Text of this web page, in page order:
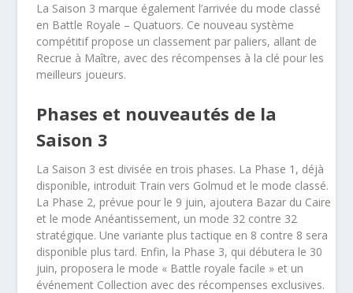
La Saison 3 marque également l’arrivée du mode classé
en Battle Royale – Quatuors. Ce nouveau système
compétitif propose un classement par paliers, allant de
Recrue à Maître, avec des récompenses à la clé pour les
meilleurs joueurs.
Phases et nouveautés de la
Saison 3
La Saison 3 est divisée en trois phases. La Phase 1, déjà
disponible, introduit Train vers Golmud et le mode classé.
La Phase 2, prévue pour le 9 juin, ajoutera Bazar du Caire
et le mode Anéantissement, un mode 32 contre 32
stratégique. Une variante plus tactique en 8 contre 8 sera
disponible plus tard. Enfin, la Phase 3, qui débutera le 30
juin, proposera le mode « Battle royale facile » et un
événement Collection avec des récompenses exclusives.